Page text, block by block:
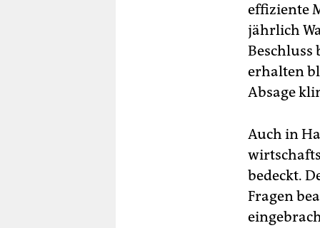
effiziente
jährlich
Beschluss
erhalten
Absage
Auch in
bedeckt.
Fragen